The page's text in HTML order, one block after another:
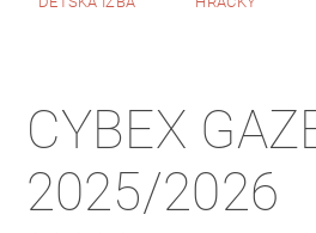
CYBEX
2025/2026